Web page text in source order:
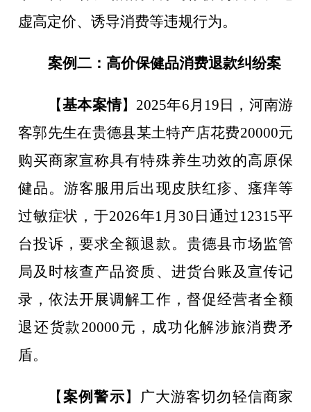
虚高定价、诱导消费等违规行为。
案例二：高价保健品消费退款纠纷案
【基本案情】 2025年6 月 19 日，河南游
客郭先生在贵德县某土特产店花费20000元
购买商家宣称具有特殊养生功效的高原保
健品。游客服用后出现皮肤红疹、瘙痒等
过敏症状，于2026年1 月 30 日通过12315平
台投诉，要求全额退款。贵德县市场监管
局及时核查产品资质、进货台账及宣传记
录，依法开展调解工作，督促经营者全额
退还货款20000元，成功化解涉旅消费矛
盾。
【案例警示】 广大游客切勿轻信商家